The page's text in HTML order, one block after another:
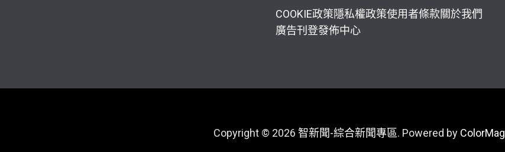
COOKIE政策隱私權政策使用者條款關於我們
廣告刊登發佈中心
Copyright © 2026 智新聞-綜合新聞專區. Powered by ColorMag